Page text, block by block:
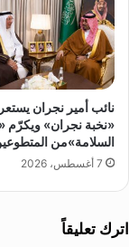
د
ي
ن
م
ك
ة
ا
ل
م
م
ة
نائب أمير نجران
«نخبة نجران» ويكرّم
السلامة»من
7 أغسطس، 2026
اترك تعليقاً